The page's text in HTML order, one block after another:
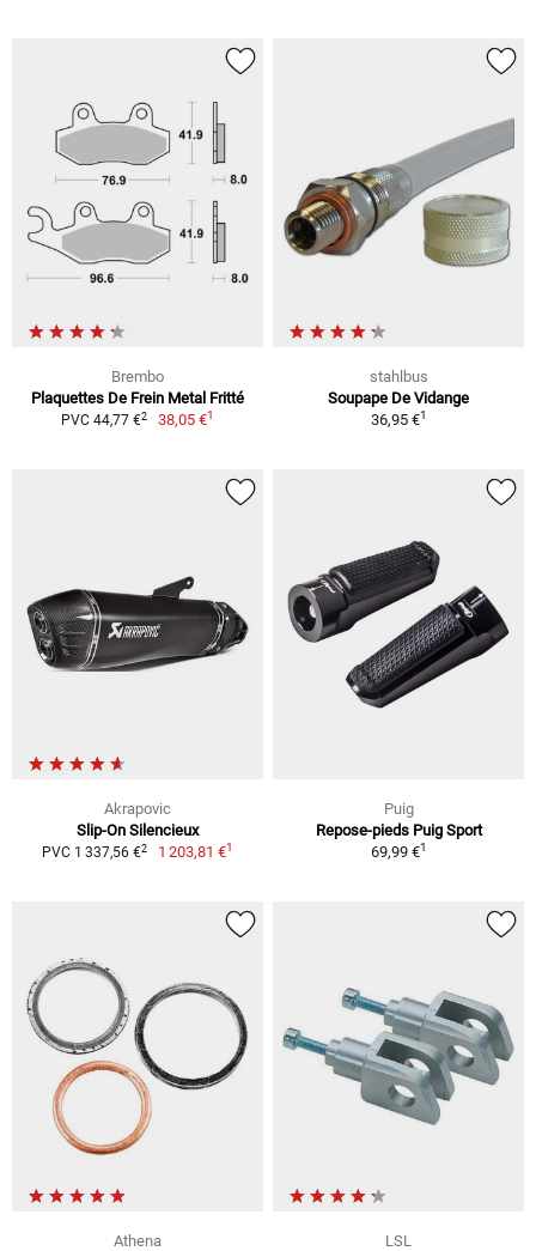
Brembo
Plaquettes De Frein Metal Fritté
PVC 44,77 €2 38,05 €1
stahlbus
Soupape De Vidange
36,95 €1
Akrapovic
Slip-On Silencieux
PVC 1 337,56 €2 1 203,81 €1
Puig
Repose-pieds Puig Sport
69,99 €1
Athena
LSL